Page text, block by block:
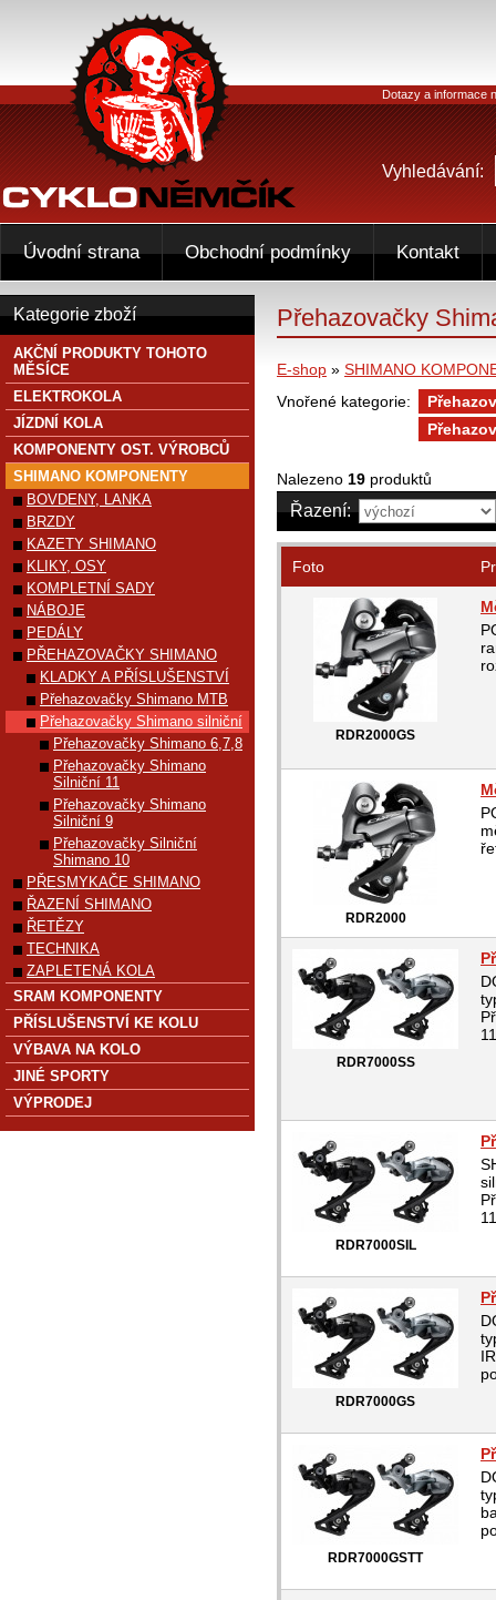
Přehazovačky
E-shop » SHIMANO
Vnořené kategorie:
Nalezeno 19 produktů
Řazení:
Foto
RDR2000GS
RDR2000
RDR7000SS
RDR7000SIL
RDR7000GS
RDR7000GSTT
Kategorie zboží
AKČNÍ PRODUKTY TOHOTO
MĚSÍCE
ELEKTROKOLA
JÍZDNÍ KOLA
KOMPONENTY OST. VÝROBCŮ
SHIMANO KOMPONENTY
BOVDENY, LANKA
BRZDY
KAZETY SHIMANO
KLIKY, OSY
KOMPLETNÍ SADY
NÁBOJE
PEDÁLY
PŘEHAZOVAČKY SHIMANO
KLADKY A PŘÍSLUŠENSTVÍ
Přehazovačky Shimano MTB
Přehazovačky Shimano silniční
Přehazovačky Shimano 6,7,8
Přehazovačky Shimano
Silniční 11
Přehazovačky Shimano
Silniční 9
Přehazovačky Silniční
Shimano 10
PŘESMYKAČE SHIMANO
ŘAZENÍ SHIMANO
ŘETĚZY
TECHNIKA
ZAPLETENÁ KOLA
SRAM KOMPONENTY
PŘÍSLUŠENSTVÍ KE KOLU
VÝBAVA NA KOLO
JINÉ SPORTY
VÝPRODEJ
Dotazy a informace
Vyhledávání:
Úvodní strana Obchodní podmínky Kontakt